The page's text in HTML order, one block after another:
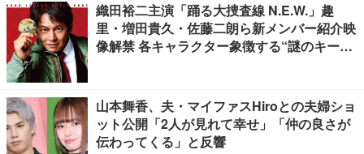
織田裕二主演「踊る大捜査線 N.E.W.」趣
里・増田貴久・佐藤二朗ら新メンバー紹介映
像解禁 各キャラクター象徴する“謎のキーワ
山本舞香、夫・マイファスHiroとの夫婦ショ
ット公開「2人が見れて幸せ」「仲の良さが
伝わってくる」と反響